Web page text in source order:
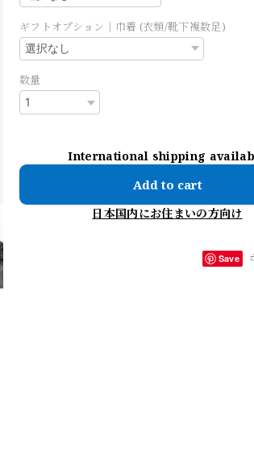
ギフトオプション｜巾着 (衣類/靴下複数足)
数量
International shipping
Add to cart
日本国内にお住まいの方向け
Save